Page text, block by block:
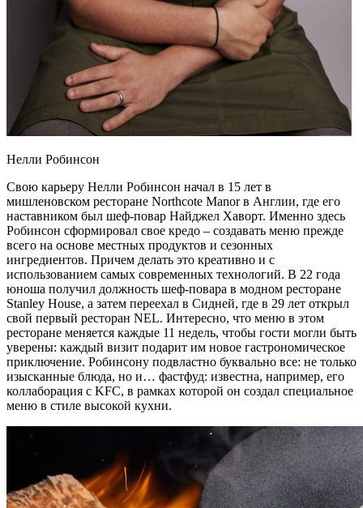
Нелли Робинсон
Свою карьеру Нелли Робинсон начал в 15 лет в
мишленовском ресторане Northcote Manor в Англии, где его
наставником был шеф-повар Найджел Хаворт. Именно здесь
Робинсон сформировал свое кредо – создавать меню прежде
всего на основе местных продуктов и сезонных
ингредиентов. Причем делать это креативно и с
использованием самых современных технологий. В 22 года
юноша получил должность шеф-повара в модном ресторане
Stanley House, а затем переехал в Сидней, где в 29 лет открыл
свой первый ресторан NEL. Интересно, что меню в этом
ресторане меняется каждые 11 недель, чтобы гости могли быть
уверены: каждый визит подарит им новое гастрономическое
приключение. Робинсону подвластно буквально все: не только
изысканные блюда, но и… фастфуд: известна, например, его
коллаборация с KFC, в рамках которой он создал специальное
меню в стиле высокой кухни.